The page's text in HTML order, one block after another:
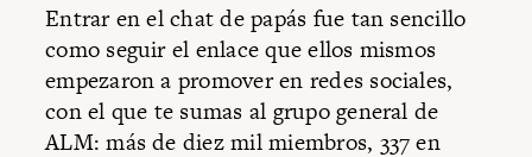
Entrar en el chat de papás fue tan sencillo
como seguir el enlace que ellos mismos
empezaron a promover en redes sociales,
con el que te sumas al grupo general de
ALM: más de diez mil miembros, 337 en